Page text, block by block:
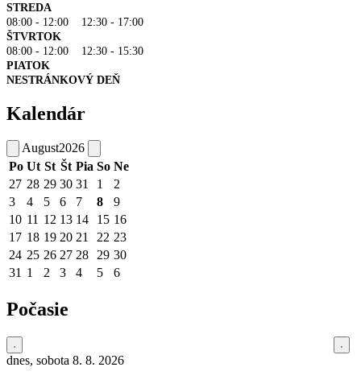
STREDA
08:00 - 12:00 12:30 - 17:00
ŠTVRTOK
08:00 - 12:00 12:30 - 15:30
PIATOK
NESTRÁNKOVÝ DEŇ
Kalendár
August2026
Po Ut St Št Pia So Ne
27 28 29 30 31 1
2
3
4 5 6 7 8
9
10 11 12 13 14 15 16
17 18 19 20 21 22 23
24 25 26 27 28 29 30
31 1 2 3 4 5 6
Počasie
dnes, sobota 8. 8. 2026